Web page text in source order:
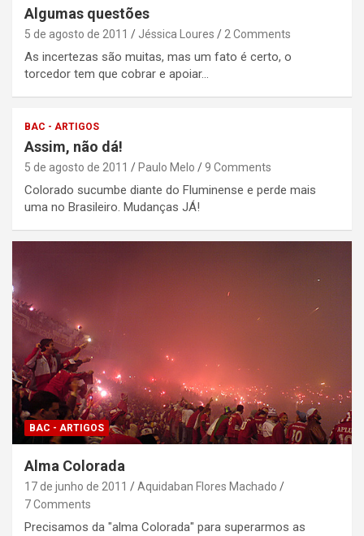
Algumas questões
5 de agosto de 2011 Jéssica Loures 2 Comments
As incertezas são muitas, mas um fato é certo, o
torcedor tem que cobrar e apoiar…
BAC - ARTIGOS
Assim, não dá!
5 de agosto de 2011 Paulo Melo 9 Comments
Colorado sucumbe diante do Fluminense e perde mais
uma no Brasileiro. Mudanças JÁ!
BAC - ARTIGOS
Alma Colorada
17 de junho de 2011
Aquidaban Flores Machado
7 Comments
Precisamos da "alma Colorada" para superarmos as